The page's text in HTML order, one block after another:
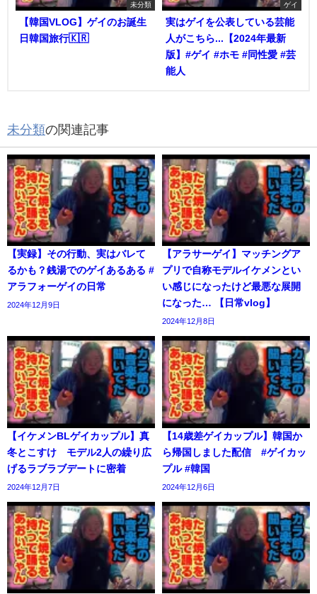
未分類
【韓国VLOG】ゲイのお誕生
日韓国旅行🇰🇷
ゲイ
実はゲイを公表している芸能
人がこちら...【2024年最新
版】#ゲイ #ホモ #同性愛 #芸
能人
未分類の関連記事
【実録】その行動、実はバレて
るかも？銭湯でのゲイあるある #
アラフォーゲイの日常
2024年12月9日
【アラサーゲイ】マッチングア
プリで自称モデルイケメンとい
い感じになったけど最悪な展開
になった… 【日常vlog】
2024年12月8日
【イケメンBLゲイカップル】真
冬とこすけ モデル2人の繰り広
げるラブラブデートに密着
2024年12月7日
【14歳差ゲイカップル】韓国か
ら帰国しました配信 #ゲイカッ
プル #韓国
2024年12月6日